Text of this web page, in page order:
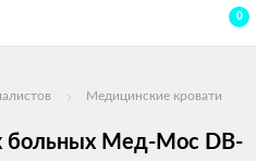
0
Медицинские кровати
больных Мед-Мос DB-